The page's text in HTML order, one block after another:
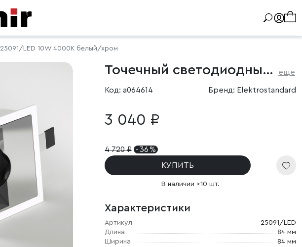
25091/LED 10W 4000K белый/хром
Точечный светодиодный светильник 10W 4000K белый/хром еще
Код: a064614 Бренд: Elektrostandard
3 040 ₽
4 720₽ - 36 %
КУПИТЬ
В наличии >10 шт.
Характеристики
Артикул
25091/LED
Длина
84 мм
Ширина
84 мм